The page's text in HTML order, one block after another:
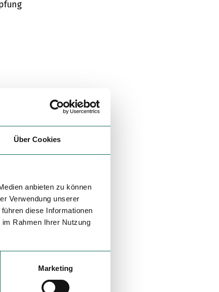
Über Cookies
anbieten zu können
Verwendung unserer
diese Informationen
Rahmen Ihrer Nutzung
Marketing